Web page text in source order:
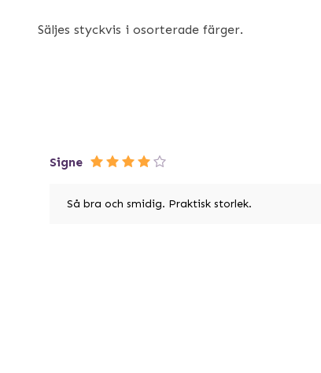
Säljes styckvis i osorterade färger.
Signe
Så bra och smidig. Praktisk storlek.